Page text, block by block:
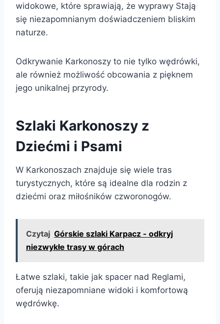
widokowe, które sprawiają, że wyprawy Stają
się niezapomnianym doświadczeniem bliskim
naturze.
Odkrywanie Karkonoszy to nie tylko wędrówki,
ale również możliwość obcowania z pięknem
jego unikalnej przyrody.
Szlaki Karkonoszy z
Dziećmi i Psami
W Karkonoszach znajduje się wiele tras
turystycznych, które są idealne dla rodzin z
dziećmi oraz miłośników czworonogów.
Czytaj Górskie szlaki Karpacz - odkryj
niezwykłe trasy w górach
Łatwe szlaki, takie jak spacer nad Reglami,
oferują niezapomniane widoki i komfortową
wędrówkę.